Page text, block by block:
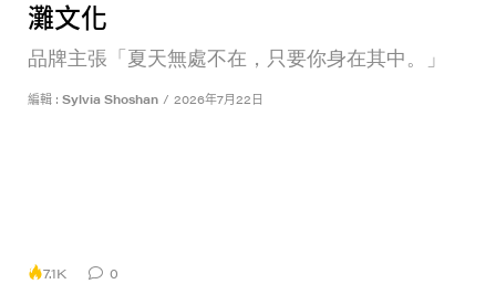
灘文化
品牌主張「夏天無處不在，只要你身在其中。」
編輯 : Sylvia Shoshan / 2026年7月22日
7.1K 0